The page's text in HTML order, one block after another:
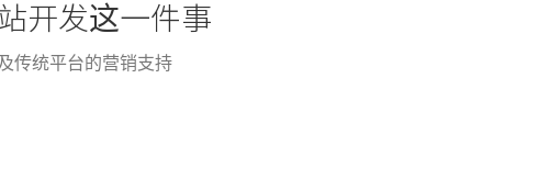
开发这一件事
传统平台的营销支持